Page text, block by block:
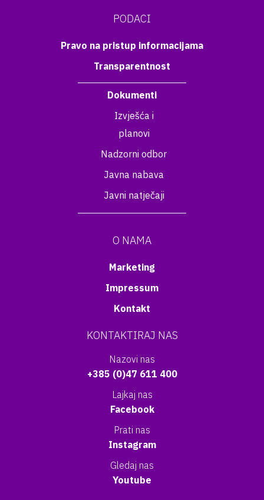
PODACI
Pravo na pristup informacijama
Transparentnost
Dokumenti
Izvješća i
planovi
Nadzorni odbor
Javna nabava
Javni natječaji
O NAMA
Marketing
Impressum
Kontakt
KONTAKTIRAJ NAS
Nazovi nas
+385 (0)47 611 400
Lajkaj nas
Facebook
Prati nas
Instagram
Gledaj nas
Youtube